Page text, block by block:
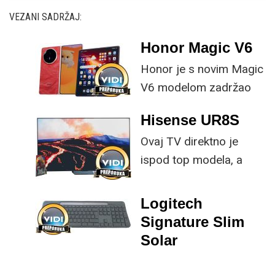
VEZANI SADRŽAJ:
Honor Magic V6
Honor je s novim Magic
V6 modelom zadržao
specifikacije, no
istovremeno
implementirao
ključne svakom
korisniku.
Hisense UR8S
Ovaj TV direktno je
ispod top modela, a
male ustupke možete
osjetno uštedjeti pri
kupnji.
Logitech
Signature Slim
Solar